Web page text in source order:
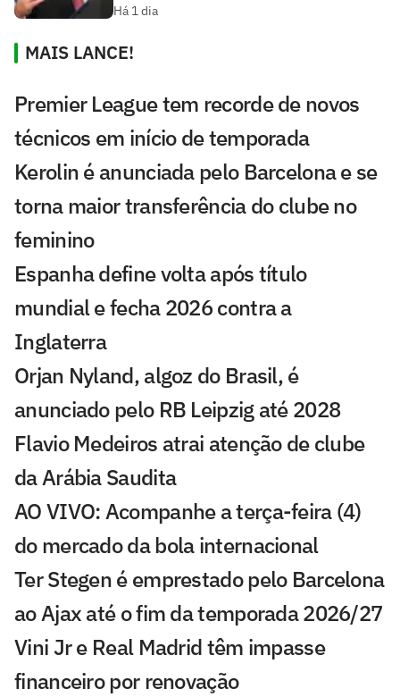
Há 1 dia
MAIS LANCE!
Premier League tem recorde de novos
técnicos em início de temporada
Kerolin é anunciada pelo Barcelona e se
torna maior transferência do clube no
feminino
Espanha define volta após título
mundial e fecha 2026 contra a
Inglaterra
Orjan Nyland, algoz do Brasil, é
anunciado pelo RB Leipzig até 2028
Flavio Medeiros atrai atenção de clube
da Arábia Saudita
AO VIVO: Acompanhe a terça-feira (4)
do mercado da bola internacional
Ter Stegen é emprestado pelo Barcelona
ao Ajax até o fim da temporada 2026/27
Vini Jr e Real Madrid têm impasse
financeiro por renovação